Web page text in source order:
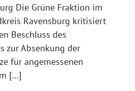
Die Grüne Fraktion im
Ravensburg kritisiert
Beschluss des
zur Absenkung der
für angemessenen
[…]